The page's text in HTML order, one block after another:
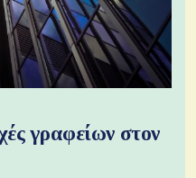
γραφείων στον